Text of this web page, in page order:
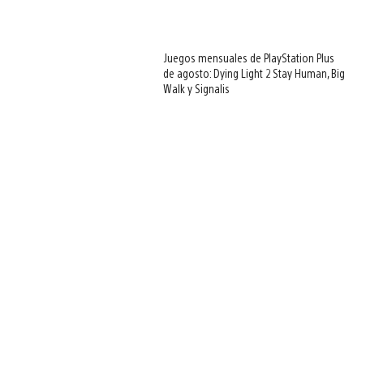
Juegos mensuales de PlayStation Plus
de agosto: Dying Light 2 Stay Human, Big
Walk y Signalis